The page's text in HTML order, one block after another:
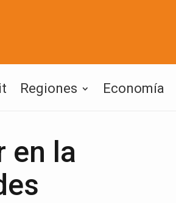
Regiones Economía
en la